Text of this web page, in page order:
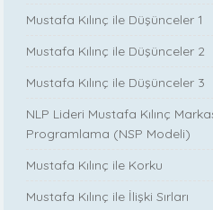
Mustafa Kılınç ile Düşünceler 1
Mustafa Kılınç ile Düşünceler 2
Mustafa Kılınç ile Düşünceler 3
NLP Lideri Mustafa Kılınç
Programlama (NSP Modeli)
Mustafa Kılınç ile Korku
Mustafa Kılınç ile İlişki Sırları